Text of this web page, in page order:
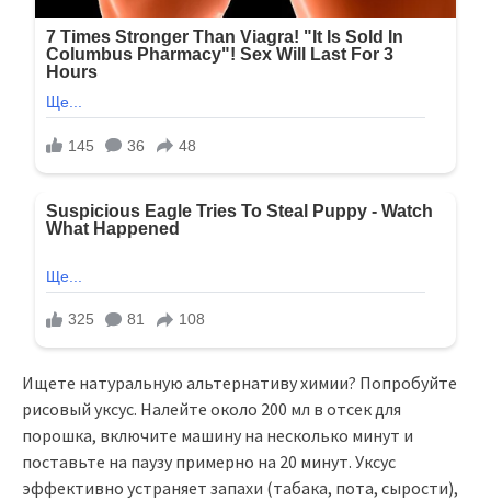
Ищете натуральную альтернативу химии? Попробуйте
рисовый уксус. Налейте около 200 мл в отсек для
порошка, включите машину на несколько минут и
поставьте на паузу примерно на 20 минут. Уксус
эффективно устраняет запахи (табака, пота, сырости),